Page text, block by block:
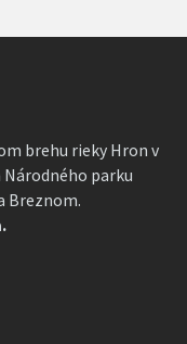
brehu rieky Hron v
parku
Breznom.